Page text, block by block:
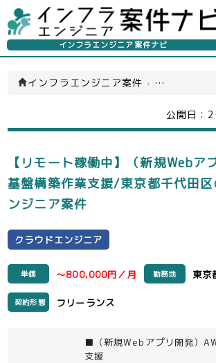
インフラエンジニア案件ナビ
インフラエンジニア案件 › クラウドエ
公開日：
【リモート稼働中】（新規Webア
基盤構築作業支援/東京都千代田区
ンジニア案件
クラウドエンジニア
単価 ～800,000円／月 勤務地 東京
契約形態 フリーランス
■（新規Webアプリ開発）
支援